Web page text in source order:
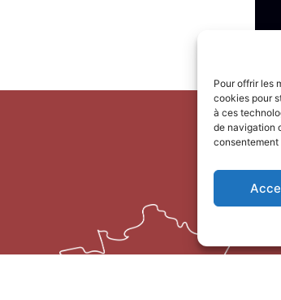
Pour offrir les
cookies pour
à ces
de navigation